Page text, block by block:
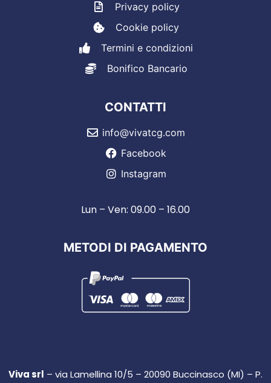
Privacy policy
Cookie policy
Termini e condizioni
Bonifico Bancario
CONTATTI
info@vivatcg.com
Facebook
Instagram
Lun – Ven: 09.00 – 16.00
METODI DI PAGAMENTO
Viva srl – via Lamellina 10/5 – 20090 Buccinasco (MI) – P.